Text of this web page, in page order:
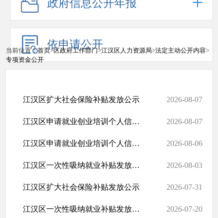
政府信息公开年报
依申请公开
当前位置：首页>区政府工作部门>江汉区人力资源局>法定主动公开内容>
专项资金公开
江汉区扩大社会保险补贴发放公示 2026-08-07
江汉区申请就业创业培训个人信用账户审核公示 2026-08-07
江汉区申请就业创业培训个人信用账户审核公示 2026-08-06
江汉区一次性吸纳就业补贴发放公示 2026-08-03
江汉区扩大社会保险补贴发放公示 2026-07-31
江汉区一次性吸纳就业补贴发放公示 2026-07-20